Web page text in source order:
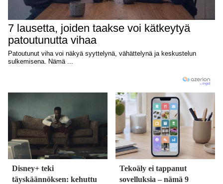
Disney+ teki
täyskäännöksen: kehuttu
Tekoäly ei tappanut
sovelluksia – nämä 9